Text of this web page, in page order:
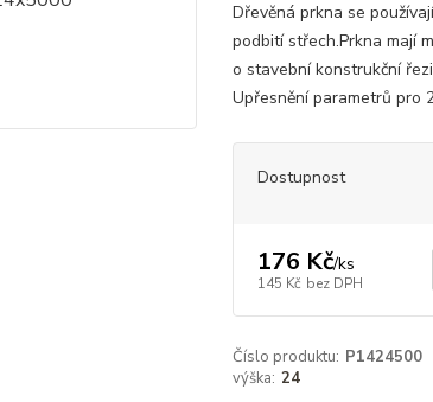
Dřevěná prkna se
podbití střech.Prkna mají
o stavební konstrukční
Upřesnění parametrů pro
Dostupnost
176 Kč/ks
145 Kč bez DPH
Číslo produktu: P1424500
výška: 24